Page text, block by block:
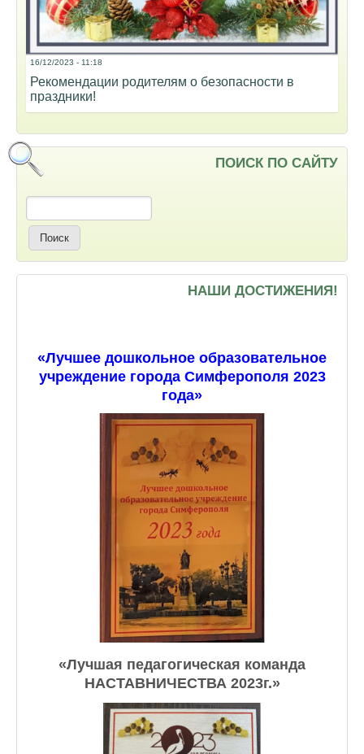
16/12/2023 - 11:18
Рекомендации родителям о безопасности в
праздники!
ПОИСК ПО САЙТУ
Поиск
НАШИ ДОСТИЖЕНИЯ!
«Лучшее дошкольное образовательное
учреждение города Симферополя 2023
года»
«Лучшая педагогическая команда
НАСТАВНИЧЕСТВА 2023г.»